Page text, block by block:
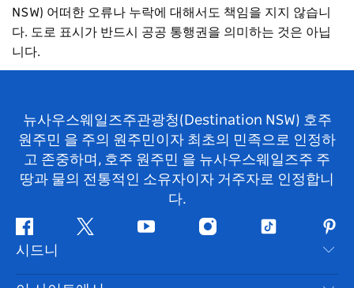
NSW) 어떠한 오류나 누락에 대해서도 책임을 지지 않습니
다. 도로 표시가 반드시 공공 통행권을 의미하는 것은 아닙
니다.
뉴사우스웨일즈주관광청(Destination NSW) 호주
원주민 을 주의 원주민이자 최초의 민족으로 인정하
고 존중하며, 호주 원주민 을 뉴사우스웨일즈주 주
땅과 물의 전통적인 소유자이자 거주자로 인정합니
다.
페
이
스
지
귀
유
브
인
타
틱
핀
터
레
시드니
문의하기